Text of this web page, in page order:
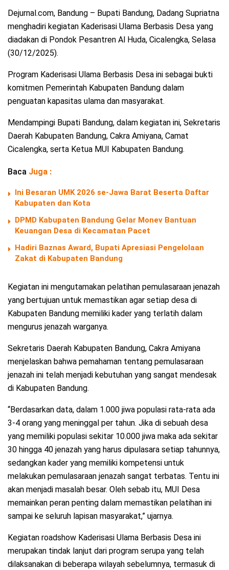
Dejurnal.com, Bandung – Bupati Bandung, Dadang Supriatna
menghadiri kegiatan Kaderisasi Ulama Berbasis Desa yang
diadakan di Pondok Pesantren Al Huda, Cicalengka, Selasa
(30/12/2025).
Program Kaderisasi Ulama Berbasis Desa ini sebagai bukti
komitmen Pemerintah Kabupaten Bandung dalam
penguatan kapasitas ulama dan masyarakat.
Mendampingi Bupati Bandung, dalam kegiatan ini, Sekretaris
Daerah Kabupaten Bandung, Cakra Amiyana, Camat
Cicalengka, serta Ketua MUI Kabupaten Bandung.
Baca Juga :
Ini Besaran UMK 2026 se-Jawa Barat Beserta Daftar
Kabupaten dan Kota
DPMD Kabupaten Bandung Gelar Monev Bantuan
Keuangan Desa di Kecamatan Pacet
Hadiri Baznas Award, Bupati Apresiasi Pengelolaan
Zakat di Kabupaten Bandung
Kegiatan ini mengutamakan pelatihan pemulasaraan jenazah
yang bertujuan untuk memastikan agar setiap desa di
Kabupaten Bandung memiliki kader yang terlatih dalam
mengurus jenazah warganya.
Sekretaris Daerah Kabupaten Bandung, Cakra Amiyana
menjelaskan bahwa pemahaman tentang pemulasaraan
jenazah ini telah menjadi kebutuhan yang sangat mendesak
di Kabupaten Bandung.
“Berdasarkan data, dalam 1.000 jiwa populasi rata-rata ada
3-4 orang yang meninggal per tahun. Jika di sebuah desa
yang memiliki populasi sekitar 10.000 jiwa maka ada sekitar
30 hingga 40 jenazah yang harus dipulasara setiap tahunnya,
sedangkan kader yang memiliki kompetensi untuk
melakukan pemulasaraan jenazah sangat terbatas. Tentu ini
akan menjadi masalah besar. Oleh sebab itu, MUI Desa
memainkan peran penting dalam memastikan pelatihan ini
sampai ke seluruh lapisan masyarakat,” ujarnya.
Kegiatan roadshow Kaderisasi Ulama Berbasis Desa ini
merupakan tindak lanjut dari program serupa yang telah
dilaksanakan di beberapa wilayah sebelumnya, termasuk di